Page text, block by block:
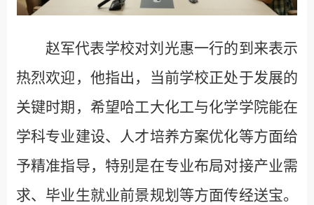
赵军代表学校对刘光惠一行的到来表示
热烈欢迎，他指出，当前学校正处于发展的
关键时期，希望哈工大化工与化学学院能在
学科专业建设、人才培养方案优化等方面给
予精准指导，特别是在专业布局对接产业需
求、毕业生就业前景规划等方面传经送宝。